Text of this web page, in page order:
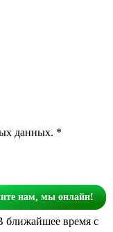
данных. *
ближайшее время с
нам, мы онлайн!